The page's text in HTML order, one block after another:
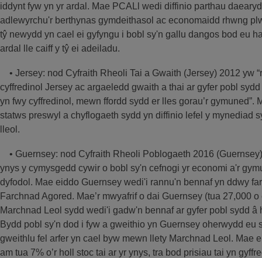
iddynt fyw yn yr ardal. Mae PCALl wedi diffinio parthau
adlewyrchu'r berthynas gymdeithasol ac economaidd rhwng
tŷ newydd yn cael ei gyfyngu i bobl sy'n gallu dangos bod eu
ardal lle caiff y tŷ ei adeiladu.
• Jersey: nod Cyfraith Rheoli Tai a Gwaith (Jersey) 2012 yw
cyffredinol Jersey ac argaeledd gwaith a thai ar gyfer pobl
yn fwy cyffredinol, mewn ffordd sydd er lles gorau’r gymuned”.
statws preswyl a chyflogaeth sydd yn diffinio lefel y mynediad
lleol.
• Guernsey: nod Cyfraith Rheoli Poblogaeth 2016
ynys y cymysgedd cywir o bobl sy'n cefnogi yr economi a'r
dyfodol. Mae eiddo Guernsey wedi'i rannu'n bennaf yn ddwy
Farchnad Agored. Mae’r mwyafrif o dai Guernsey (tua 27,000
Marchnad Leol sydd wedi'i gadw'n bennaf ar gyfer pobl sydd â
Bydd pobl sy'n dod i fyw a gweithio yn Guernsey oherwydd
gweithlu fel arfer yn cael byw mewn llety Marchnad Leol. Mae
am tua 7% o’r holl stoc tai ar yr ynys, tra bod prisiau tai yn